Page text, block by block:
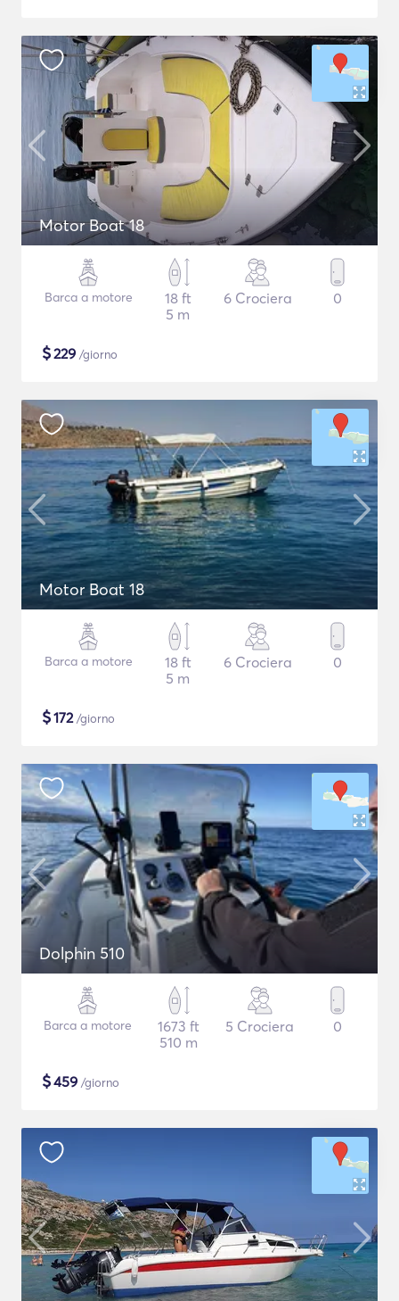
Motor Boat 18
Barca a motore
18 ft
5 m
6 Crociera 0
$229 /giorno
Motor Boat 18
Barca a motore
18 ft
5 m
6 Crociera 0
$172/giorno
Dolphin 510
Barca a motore
1673 ft
510 m
5 Crociera 0
$459 /giorno